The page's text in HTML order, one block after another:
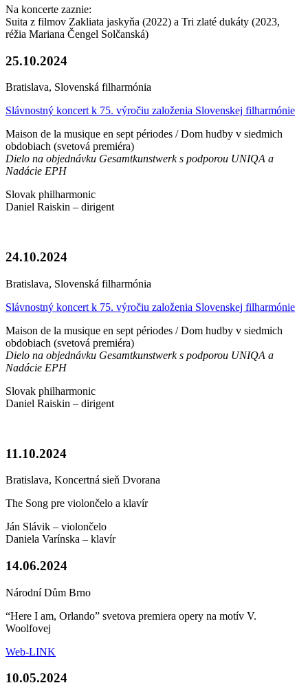
Na koncerte zaznie:
Suita z filmov Zakliata jaskyňa (2022) a Tri zlaté dukáty (2023,
réžia Mariana Čengel Solčanská)
25.10.2024
Bratislava, Slovenská filharmónia
Slávnostný koncert k 75. výročiu založenia Slovenskej filharmónie
Maison de la musique en sept périodes / Dom hudby v siedmich
obdobiach (svetová premiéra)
Dielo na objednávku Gesamtkunstwerk s podporou UNIQA a
Nadácie EPH
Slovak philharmonic
Daniel Raiskin – dirigent
24.10.2024
Bratislava, Slovenská filharmónia
Slávnostný koncert k 75. výročiu založenia Slovenskej filharmónie
Maison de la musique en sept périodes / Dom hudby v siedmich
obdobiach (svetová premiéra)
Dielo na objednávku Gesamtkunstwerk s podporou UNIQA a
Nadácie EPH
Slovak philharmonic
Daniel Raiskin – dirigent
11.10.2024
Bratislava, Koncertná sieň Dvorana
The Song pre violončelo a klavír
Ján Slávik – violončelo
Daniela Varínska – klavír
14.06.2024
Národní Dům Brno
“Here I am, Orlando” svetova premiera opery na motív V.
Woolfovej
Web-LINK
10.05.2024